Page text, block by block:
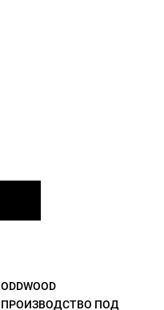
ODDWOOD
ПРОИЗВОДСТВО ПОД